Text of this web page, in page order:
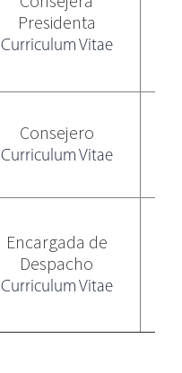
Presidenta
Curriculum Vitae
Consejero
Curriculum Vitae
Encargada de
Despacho
Curriculum Vitae